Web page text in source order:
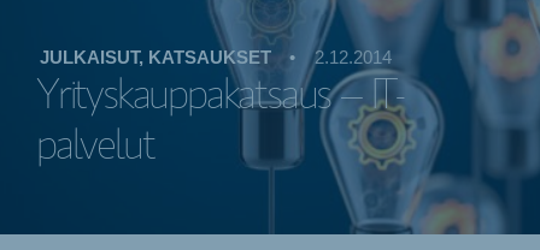
JULKAISUT, KATSAUKSET • 2.12.2014
Yrityskauppakatsaus – IT-
palvelut